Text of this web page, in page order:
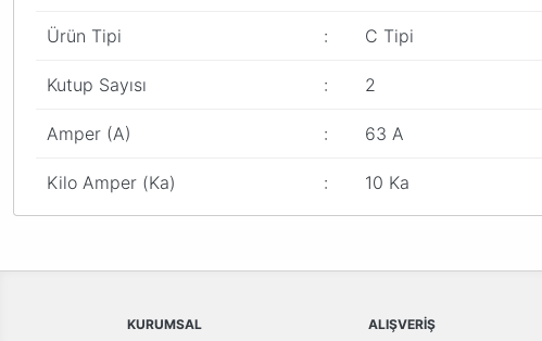
Ürün Tipi : C Tipi
Kutup Sayısı : 2
Amper (A) : 63 A
Kilo Amper (Ka) : 10 Ka
KURUMSAL ALIŞVERİŞ